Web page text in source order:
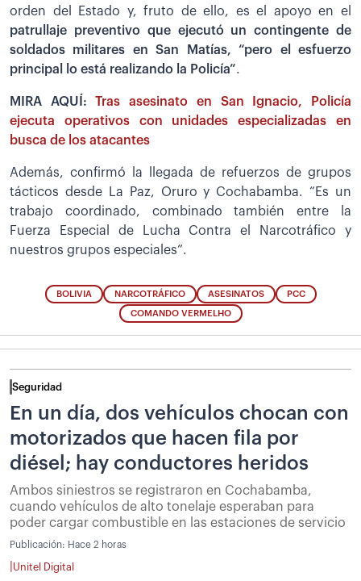
orden del Estado y, fruto de ello, es el apoyo en el
patrullaje preventivo que ejecutó un contingente de
soldados militares en San Matías, “pero el esfuerzo
principal lo está realizando la Policía”.
MIRA AQUÍ:Tras asesinato en San Ignacio, Policía
ejecuta operativos con unidades especializadas en
busca de los atacantes
Además, confirmó la llegada de refuerzos de grupos
tácticos desde La Paz, Oruro y Cochabamba. “Es un
trabajo coordinado, combinado también entre la
Fuerza Especial de Lucha Contra el Narcotráfico y
nuestros grupos especiales”.
BOLIVIA NARCOTRÁFICO ASESINATOS PCC
COMANDO VERMELHO
Seguridad
En un día, dos vehículos chocan con
motorizados que hacen fila por
diésel; hay conductores heridos
Ambos siniestros se registraron en Cochabamba,
cuando vehículos de alto tonelaje esperaban para
poder cargar combustible en las estaciones de servicio
Publicación: Hace 2 horas
Unitel Digital